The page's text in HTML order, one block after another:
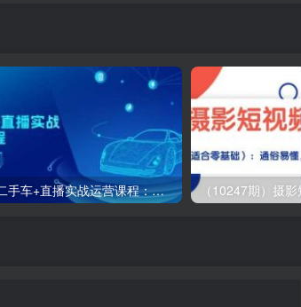
二手车+直播实战运营课程：直播推荐/短视频推荐/千川投放/直播全流程